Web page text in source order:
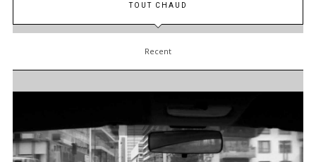
TOUT CHAUD
Recent